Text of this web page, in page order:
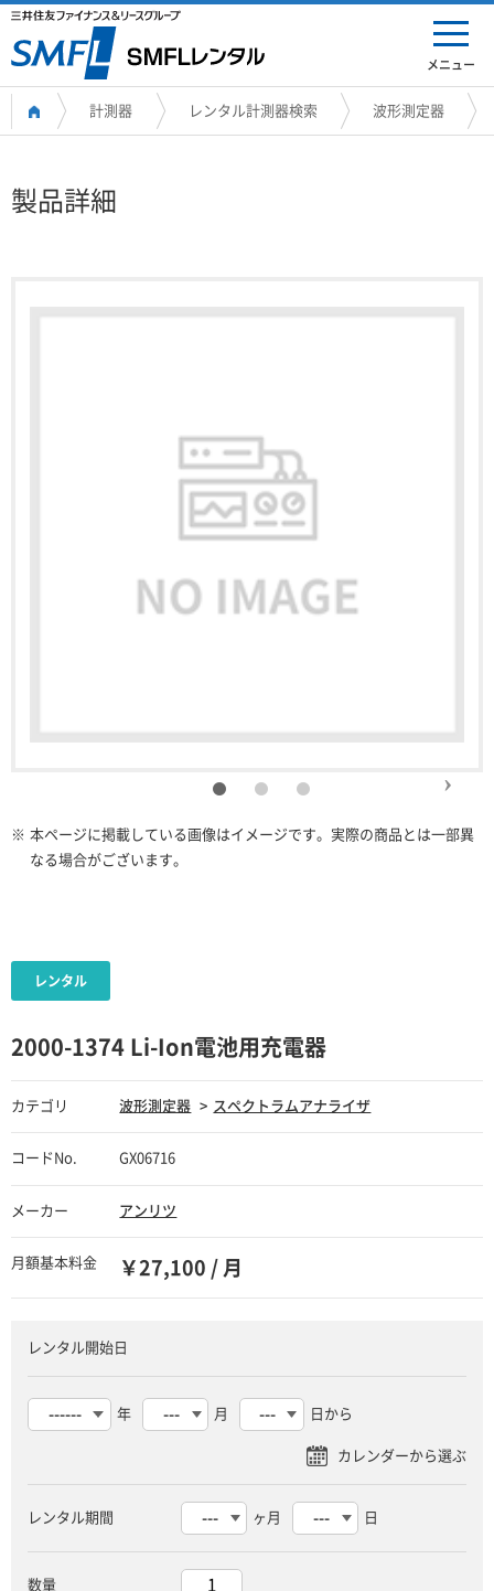
メニュー
計測器 レンタル計測器検索 波形測定器
製品詳細
※ 本ページに掲載している画像はイメージです。実際の商品とは一部異
なる場合がございます。
2000-1374 Li-Ion電池用充電器
カテゴリ 波形測定器 スペクトラムアナライザ
コードNo. GX06716
メーカー アンリツ
月額基本料金 ￥27,100 / 月
レンタル開始日
年 月 日から
レンタル期間 ヶ月 日
数量